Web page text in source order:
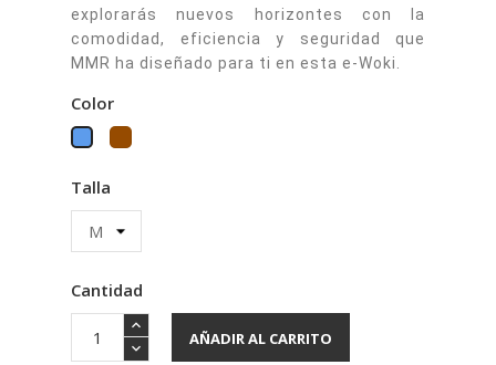
explorarás nuevos horizontes con la
comodidad, eficiencia y seguridad que
MMR ha diseñado para ti en esta e-Woki.
Color
Azul Marrón
Talla
Cantidad
AÑADIR AL CARRITO